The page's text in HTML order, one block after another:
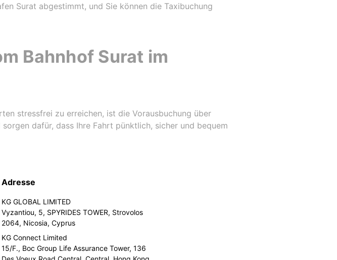
Surat abgestimmt, und Sie können die Taxibuchung
Bahnhof Surat im
stressfrei zu erreichen, ist die Vorausbuchung über
dafür, dass Ihre Fahrt pünktlich, sicher und bequem
Adresse
KG GLOBAL LIMITED
Vyzantiou, 5, SPYRIDES TOWER, Strovolos
2064, Nicosia, Cyprus
KG Connect Limited
15/F., Boc Group Life Assurance Tower, 136